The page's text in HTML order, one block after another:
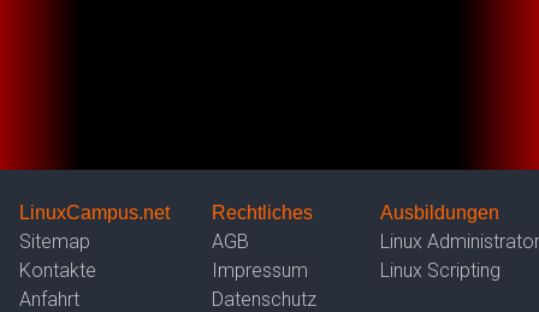
LinuxCampus.net Rechtliches Ausbildungen
Sitemap AGB
Linux Administrator
Kontakte
Impressum
Linux Scripting
Anfahrt
Datenschutz